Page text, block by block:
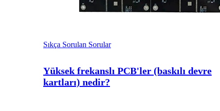
Sıkça Sorulan Sorular
Yüksek frekanslı PCB'ler (baskılı devre
kartları) nedir?